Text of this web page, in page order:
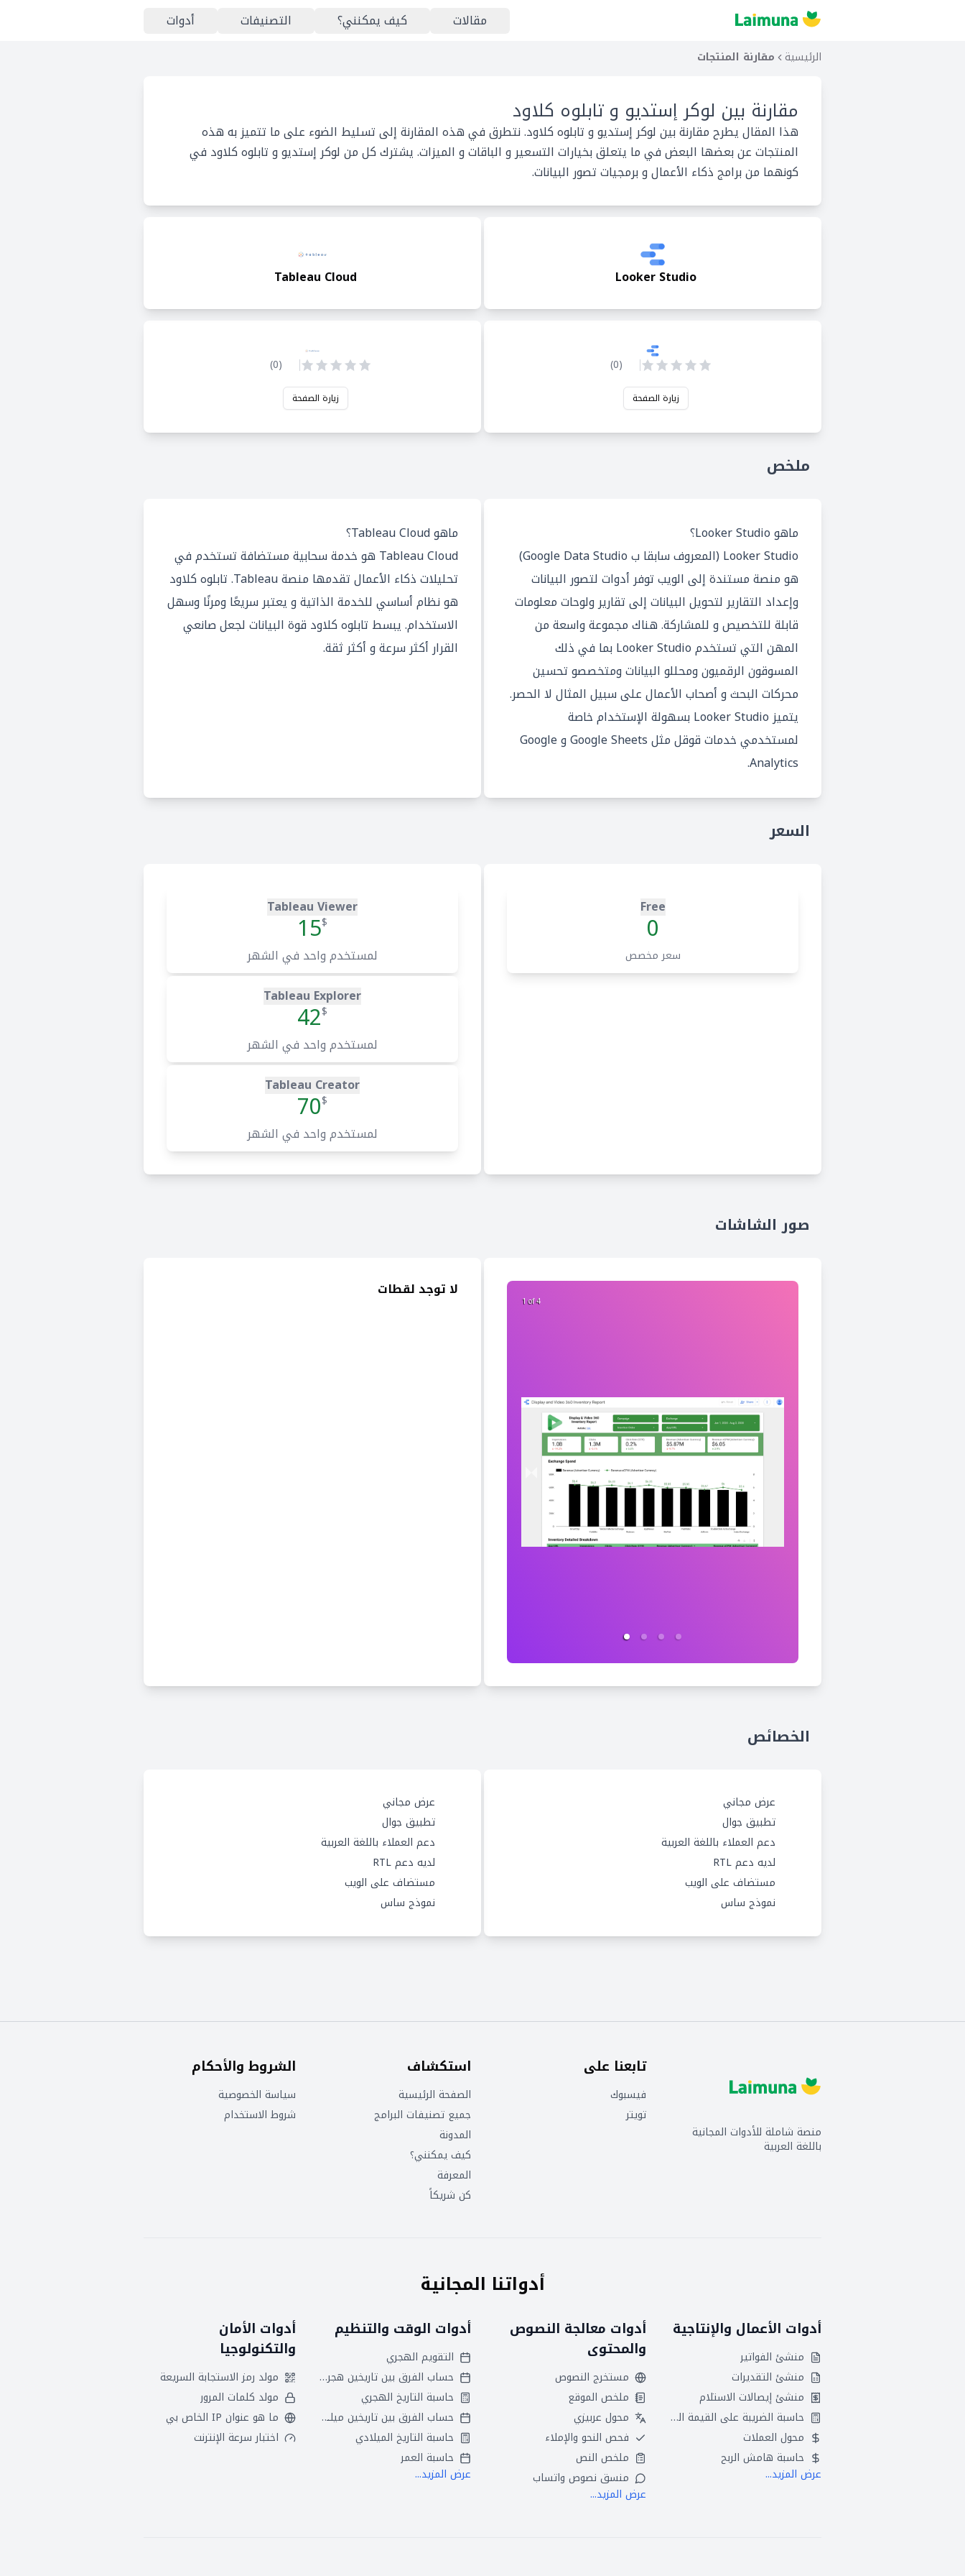
مقالات كيف يمكنني؟ التصنيفات أدوات
الرئيسية مقارنة المنتجات
مقارنة بين لوكر إستديو و تابلوه كلاود
هذا المقال يطرح مقارنة بين لوكر إستديو و تابلوه كلاود. نتطرق في هذه المقارنة إلى تسليط الضوء على ما تتميز به هذه
المنتجات عن بعضها البعض في ما يتعلق بخيارات التسعير و الباقات و الميزات. يشترك كل من لوكر إستديو و تابلوه كلاود في
كونهما من برامج ذكاء الأعمال و برمجيات تصور البيانات.
Looker Studio
Tableau Cloud
(
0
)
زيارة الصفحة
(
0
)
زيارة الصفحة
ملخص
ماهو Looker Studio؟
Looker Studio (المعروف سابقا ب Google Data Studio)
هو منصة مستندة إلى الويب توفر أدوات لتصور البيانات
وإعداد التقارير لتحويل البيانات إلى تقارير ولوحات معلومات
قابلة للتخصيص و للمشاركة. هناك مجموعة واسعة من
المهن التي تستخدم Looker Studio بما في ذلك
المسوقون الرقميون ومحللو البيانات ومتخصصو تحسين
محركات البحث و أصحاب الأعمال على سبيل المثال لا الحصر.
يتميز Looker Studio بسهولة الإستخدام خاصة
لمستخدمي خدمات قوقل مثل Google Sheets و Google
Analytics.
ماهو Tableau Cloud؟
Tableau Cloud هو خدمة سحابية مستضافة تستخدم في
تحليلات ذكاء الأعمال تقدمها منصة Tableau. تابلوه كلاود
هو نظام أساسي للخدمة الذاتية و يعتبر سريعًا ومرنًا وسهل
الاستخدام. يبسط تابلوه كلاود قوة البيانات لجعل صانعي
القرار أكثر سرعة و أكثر ثقة.
السعر
Free
0
سعر مخصص
Tableau Viewer
$
15
لمستخدم واحد في الشهر
Tableau Explorer
$
42
لمستخدم واحد في الشهر
Tableau Creator
$
70
لمستخدم واحد في الشهر
صور الشاشات
2 of 4
لا توجد لقطات
الخصائص
عرض مجاني
تطبيق جوال
دعم العملاء باللغة العربية
لديه دعم RTL
مستضاف على الويب
نموذج ساس
عرض مجاني
تطبيق جوال
دعم العملاء باللغة العربية
لديه دعم RTL
مستضاف على الويب
نموذج ساس
منصة شاملة للأدوات المجانية
باللغة العربية
تابعنا على
فيسبوك
تويتر
استكشاف
الصفحة الرئيسية
جميع تصنيفات البرامج
المدونة
كيف يمكنني؟
المعرفة
كن شريكاً
الشروط والأحكام
سياسة الخصوصية
شروط الاستخدام
أدواتنا المجانية
أدوات الأعمال والإنتاجية
منشئ الفواتير
منشئ التقديرات
منشئ إيصالات الاستلام
حاسبة الضريبة على القيمة المضافة
محول العملات
حاسبة هامش الربح
عرض المزيد...
أدوات معالجة النصوص
والمحتوى
مستخرج النصوص
ملخص الموقع
محول عربيزي
فحص النحو والإملاء
ملخص النص
منسق نصوص واتساب
عرض المزيد...
أدوات الوقت والتنظيم
التقويم الهجري
حساب الفرق بين تاريخين هجريين
حاسبة التاريخ الهجري
حساب الفرق بين تاريخين ميلاديين
حاسبة التاريخ الميلادي
حاسبة العمر
عرض المزيد...
أدوات الأمان
والتكنولوجيا
مولد رمز الاستجابة السريعة
مولد كلمات المرور
ما هو عنوان IP الخاص بي
اختبار سرعة الإنترنت